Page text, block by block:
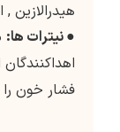
هیدرالازین ,
●نیترات ها:
فشار خون